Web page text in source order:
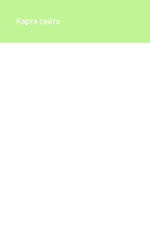
Карта сайта